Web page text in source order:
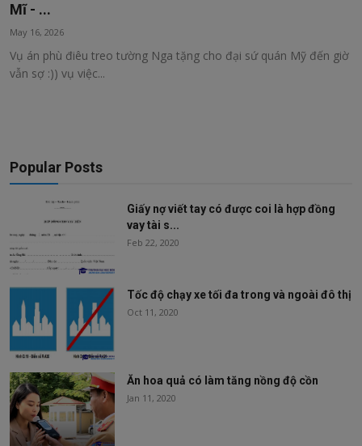
Mĩ - ...
May 16, 2026
Vụ án phù điêu treo tường Nga tặng cho đại sứ quán Mỹ đến giờ
vẫn sợ :)) vụ việc...
Popular Posts
Giấy nợ viết tay có được coi là hợp đồng
vay tài s...
Feb 22, 2020
Tốc độ chạy xe tối đa trong và ngoài đô thị
Oct 11, 2020
Ăn hoa quả có làm tăng nồng độ cồn
Jan 11, 2020